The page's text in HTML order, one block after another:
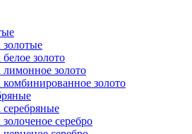
золотые
золото
лимонное золото
комбинированное золото
серебряные
серебро